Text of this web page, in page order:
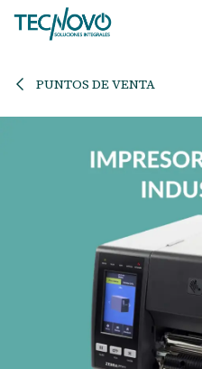
Ir al contenido
PUNTOS DE VENTA